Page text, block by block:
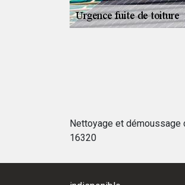
Nettoyage et démoussage
16320